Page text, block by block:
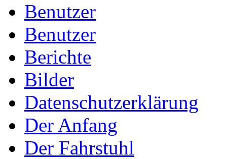
Benutzer
Benutzer
Berichte
Bilder
Datenschutzerklärung
Der Anfang
Der Fahrstuhl